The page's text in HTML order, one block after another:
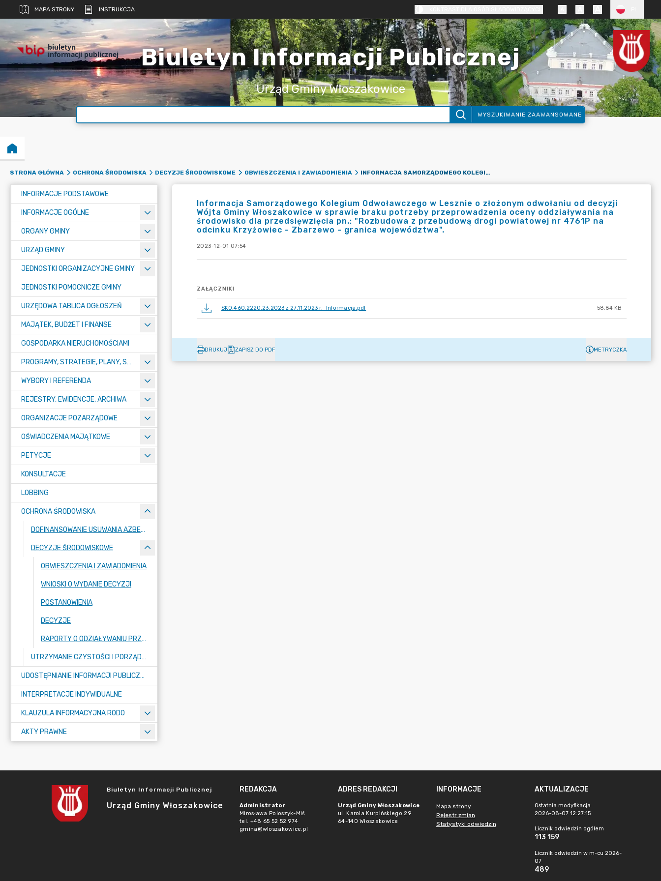
MAPA STRONY INSTRUKCJA
biuletyn
informacji publicznej Biuletyn Informacji Publicznej
Urząd Gminy Włoszakowice
WYSZUKIWANIE ZAAWANSOWANE
STRONA GŁÓWNA OCHRONA ŚRODOWISKA DECYZJE ŚRODOWISKOWE OBWIESZCZENIA I ZAWIADOMIENIA INFORMACJA SAMORZĄDOWEGO KOLEGIUM ODWOŁAWCZEGO W LESZNIE O ZŁOŻONYM ODWOŁANIU OD DECYZJI WÓJTA GMINY WŁOSZAKOWICE W SPRAWIE BRAKU POTRZEBY PRZEPROWADZENIA OCENY ODDZIAŁYWANIA NA ŚRODOWISKO DLA PRZEDSIĘWZIĘCIA PN.: "ROZBUDOWA Z PRZEBUDOWĄ DROGI POWIATOWEJ NR 4761P NA ODCINKU KRZYŻOWIEC - ZBARZEWO - GRANICA WOJEWÓDZTWA".
INFORMACJE PODSTAWOWE
INFORMACJE OGÓLNE
ORGANY GMINY
URZĄD GMINY
JEDNOSTKI ORGANIZACYJNE GMINY
JEDNOSTKI POMOCNICZE GMINY
URZĘDOWA TABLICA OGŁOSZEŃ
MAJĄTEK, BUDŻET I FINANSE
GOSPODARKA NIERUCHOMOŚCIAMI
PROGRAMY, STRATEGIE, PLANY, SPRAWOZDANIA I OPRACOWANIA
WYBORY I REFERENDA
REJESTRY, EWIDENCJE, ARCHIWA
ORGANIZACJE POZARZĄDOWE
OŚWIADCZENIA MAJĄTKOWE
PETYCJE
KONSULTACJE
LOBBING
OCHRONA ŚRODOWISKA
DOFINANSOWANIE USUWANIA AZBESTU
DECYZJE ŚRODOWISKOWE
OBWIESZCZENIA I ZAWIADOMIENIA
WNIOSKI O WYDANIE DECYZJI
POSTANOWIENIA
DECYZJE
RAPORTY O ODZIAŁYWANIU PRZEDSIĘWZIĘĆ NA ŚRODOWISKO
UTRZYMANIE CZYSTOŚCI I PORZĄDKU
UDOSTĘPNIANIE INFORMACJI PUBLICZNEJ
INTERPRETACJE INDYWIDUALNE
KLAUZULA INFORMACYJNA RODO
AKTY PRAWNE
Informacja Samorządowego Kolegium Odwoławczego w Lesznie o złożonym odwołaniu od decyzji
Wójta Gminy Włoszakowice w sprawie braku potrzeby przeprowadzenia oceny oddziaływania na
środowisko dla przedsięwzięcia pn.: "Rozbudowa z przebudową drogi powiatowej nr 4761P na
odcinku Krzyżowiec - Zbarzewo - granica województwa".
2023-12-01 07:54
ZAŁĄCZNIKI
SKO.460.2220.23.2023 z 27.11.2023 r.- Informacja.pdf 58.84 KB
DRUKUJ ZAPISZ DO PDF METRYCZKA
Biuletyn Informacji Publicznej
Urząd Gminy Włoszakowice
REDAKCJA
Administrator
Mirosława Poloszyk-Miś
tel. +48 65 52 52 974
gmina@wloszakowice.pl
ADRES REDAKCJI
Urząd Gminy Włoszakowice
ul. Karola Kurpińskiego 29
64-140 Włoszakowice
INFORMACJE
Mapa strony
Rejestr zmian
Statystyki odwiedzin
AKTUALIZACJE
Ostatnia modyfikacja
2026-08-07 12:27:15
Licznik odwiedzin ogółem
113 159
Licznik odwiedzin w m-cu 2026-
07
489